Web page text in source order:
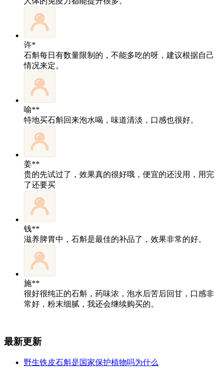
许*
石斛每日有数量限制的，不能多吃的呀，建议根据自己
情况来定。
喻**
特地买石斛回来泡水喝，味道清淡，口感也很好。
姜**
贵的先试过了，效果真的很好哦，便宜的还没用，用完
了还要买
钱**
滋养脾胃中，石斛是最佳的补品了，效果非常的好。
施**
很好很纯正的石斛，药味浓，泡水后苦后回甘，口感非
常好，粉末细腻，我还会继续购买的。
最新更新
野生铁皮石斛是国家保护植物吗为什么